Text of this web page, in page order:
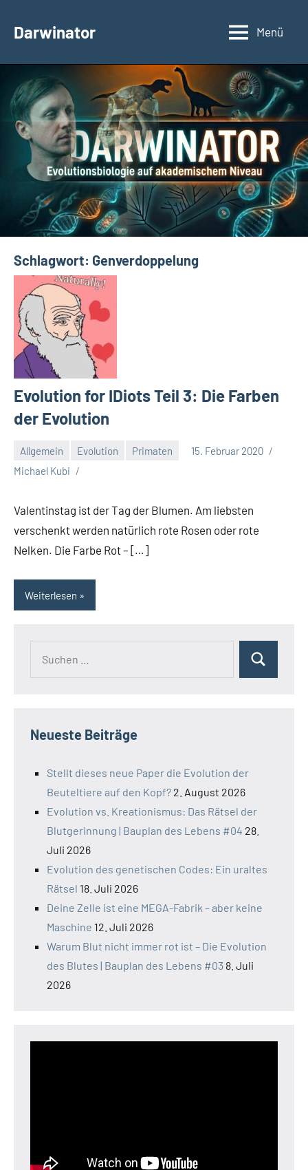
InhaltDarwinator
Evolutionsbiologie
Menü
Schlagwort: Genverdoppelung
Evolution for IDiots Teil 3: Die Farben
der Evolution
Allgemein Evolution Primaten
15. Februar 2020
Michael Kubi
Valentinstag ist der Tag der Blumen. Am liebsten
verschenkt werden natürlich rote Rosen oder rote
Nelken. Die Farbe Rot – […]
Weiterlesen
Suchen
Neueste Beiträge
Stellt dieses neue Paper die Evolution der
Beuteltiere auf den Kopf? 2. August 2026
Evolution vs. Kreationismus: Das Rätsel der
Blutgerinnung | Bauplan des Lebens #04 28.
Juli 2026
Evolution des genetischen Codes: Ein uraltes
Rätsel 18. Juli 2026
Deine Zelle ist eine MEGA-Fabrik – aber keine
Maschine 12. Juli 2026
Warum Blut nicht immer rot ist – Die Evolution
des Blutes | Bauplan des Lebens #03 8. Juli
2026